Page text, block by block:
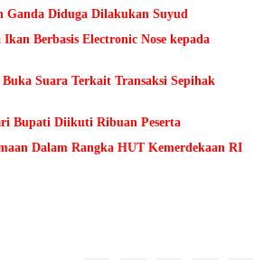
Ganda Diduga Dilakukan Suyud
Berbasis Electronic Nose kepada
Suara Terkait Transaksi Sepihak
Bupati Diikuti Ribuan Peserta
Dalam Rangka HUT Kemerdekaan RI